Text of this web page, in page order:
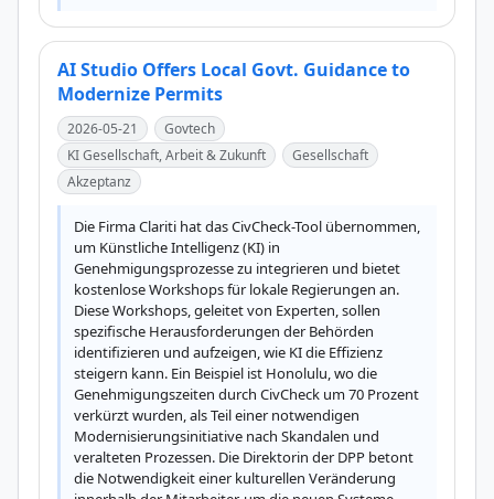
AI Studio Offers Local Govt. Guidance to
Modernize Permits
2026-05-21
Govtech
KI Gesellschaft, Arbeit & Zukunft
Gesellschaft
Akzeptanz
Die Firma Clariti hat das CivCheck-Tool übernommen,
um Künstliche Intelligenz (KI) in
Genehmigungsprozesse zu integrieren und bietet
kostenlose Workshops für lokale Regierungen an.
Diese Workshops, geleitet von Experten, sollen
spezifische Herausforderungen der Behörden
identifizieren und aufzeigen, wie KI die Effizienz
steigern kann. Ein Beispiel ist Honolulu, wo die
Genehmigungszeiten durch CivCheck um 70 Prozent
verkürzt wurden, als Teil einer notwendigen
Modernisierungsinitiative nach Skandalen und
veralteten Prozessen. Die Direktorin der DPP betont
die Notwendigkeit einer kulturellen Veränderung